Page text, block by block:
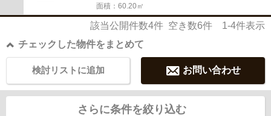
面積：60.20㎡
該当公開件数4件 空き数6件 1-4件表示
チェックした物件をまとめて
お問い合わせ
検討リストに追加
さらに条件を絞り込む